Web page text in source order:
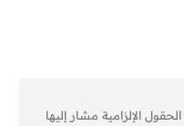
الحقول الإلزامية مشار إليها